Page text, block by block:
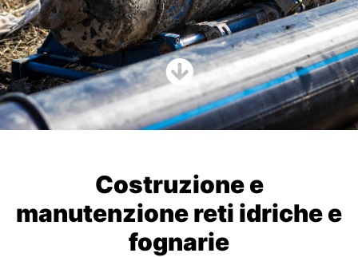
Costruzione e
manutenzione reti idriche e
fognarie